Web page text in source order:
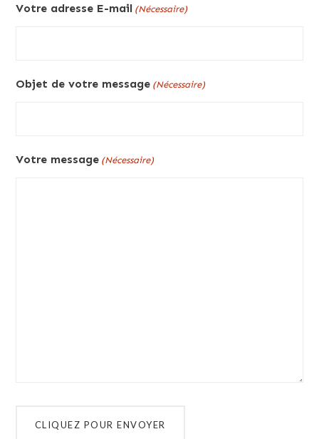
Votre adresse E-mail (Nécessaire)
Objet de votre message (Nécessaire)
Votre message (Nécessaire)